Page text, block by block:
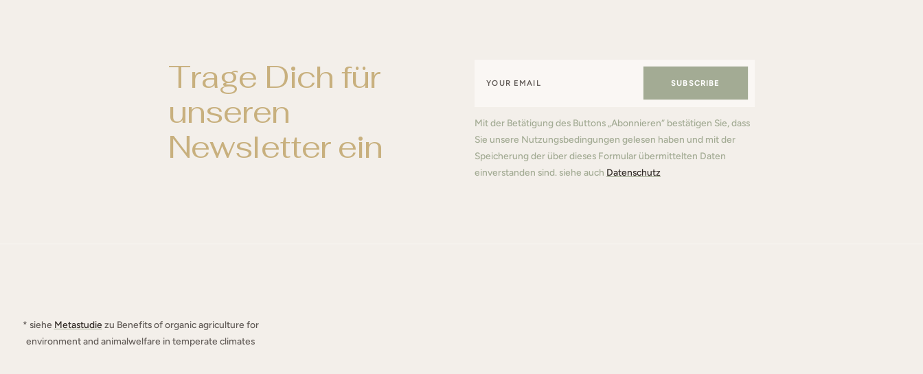
Trage Dich für
unseren
Newsletter ein
SUBSCRIBE
Mit der Betätigung des Buttons „Abonnieren“ bestätigen Sie, dass
Sie unsere Nutzungsbedingungen gelesen haben und mit der
Speicherung der über dieses Formular übermittelten Daten
einverstanden sind. siehe auch Datenschutz
* siehe Metastudie zu Benefits of organic agriculture for
environment and animalwelfare in temperate climates